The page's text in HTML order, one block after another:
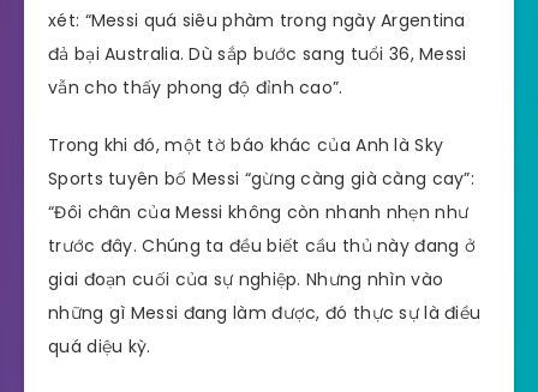
xét: “Messi quá siêu phàm trong ngày Argentina
đả bại Australia. Dù sắp bước sang tuổi 36, Messi
vẫn cho thấy phong độ đỉnh cao”.
Trong khi đó, một tờ báo khác của Anh là Sky
Sports tuyên bố Messi “gừng càng già càng cay”:
“Đôi chân của Messi không còn nhanh nhẹn như
trước đây. Chúng ta đều biết cầu thủ này đang ở
giai đoạn cuối của sự nghiệp. Nhưng nhìn vào
những gì Messi đang làm được, đó thực sự là điều
quá diệu kỳ.